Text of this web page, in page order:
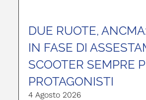
DUE RUOTE,
IN FASE DI
SCOOTER SEMPRE
PROTAGONISTI
4 Agosto 2026